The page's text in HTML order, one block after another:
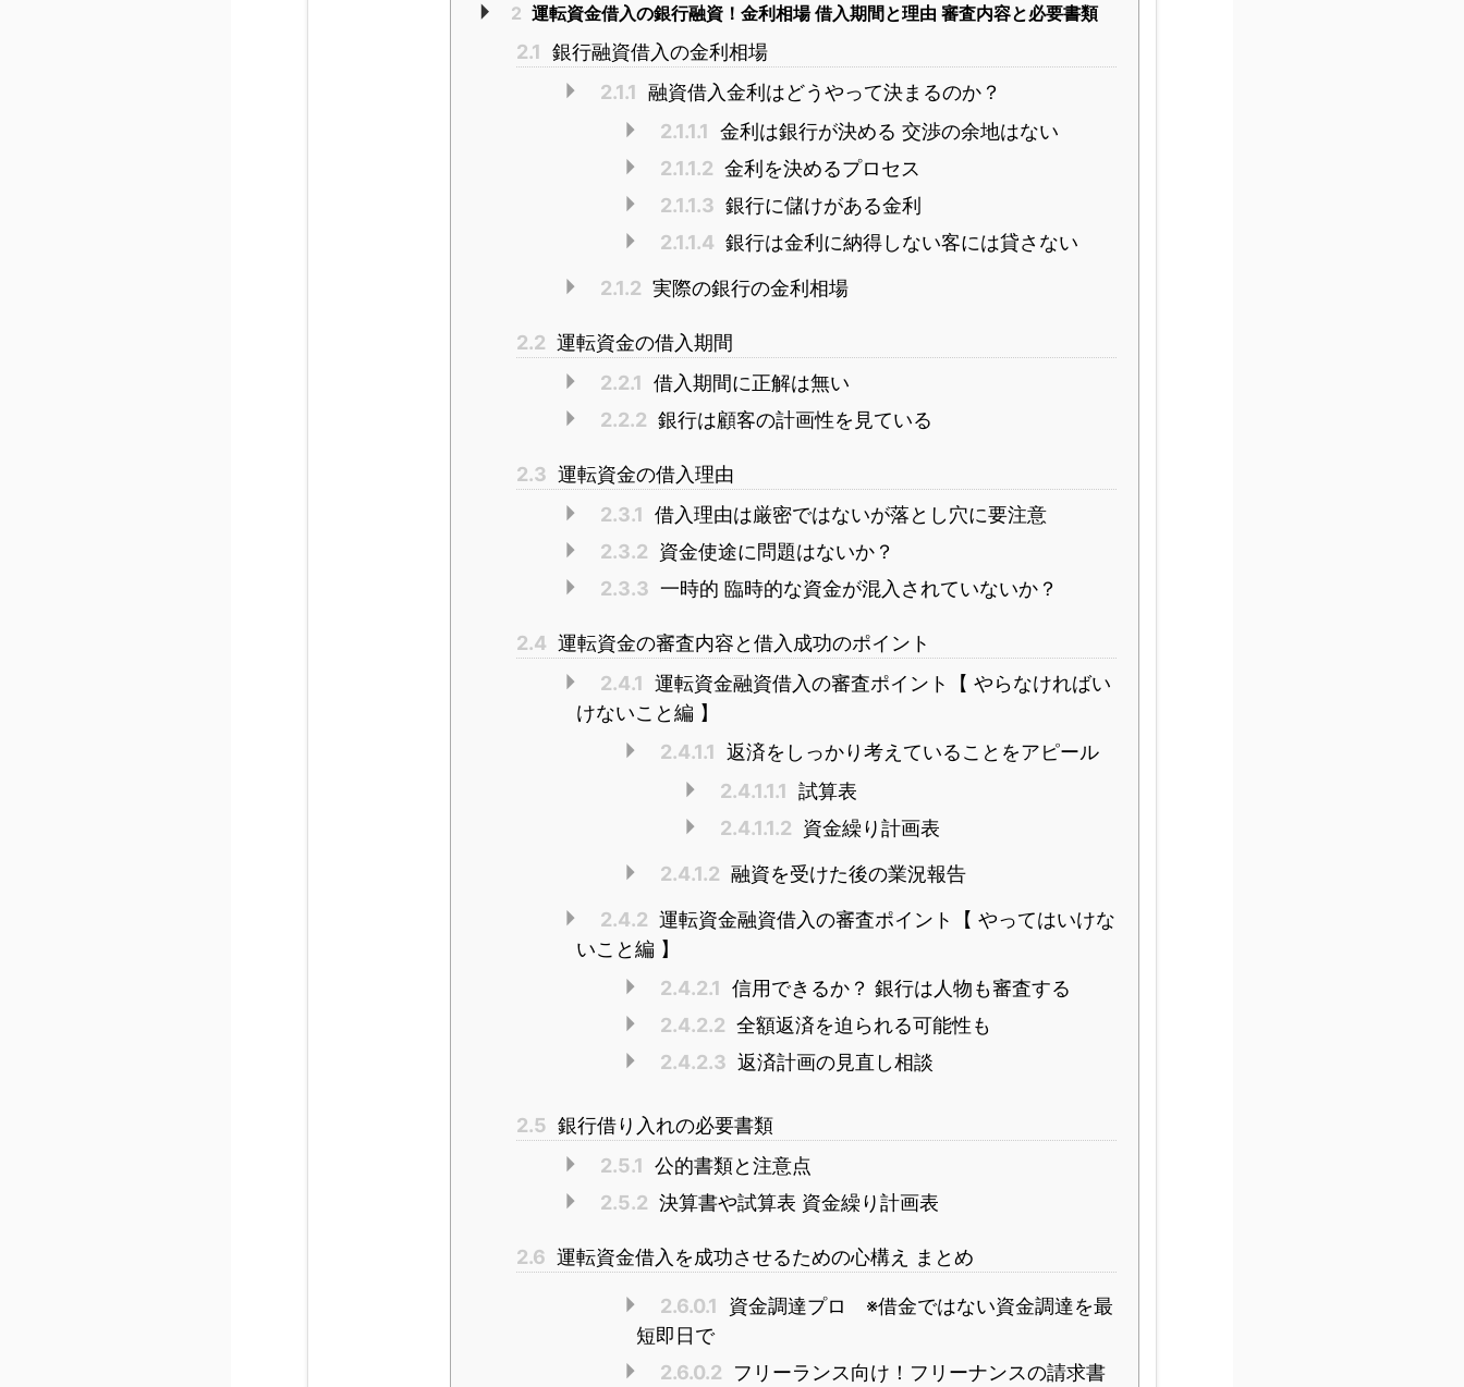
2 運転資金借入の銀行融資！金利相場 借入期間と理由 審査内容と必要書類
2.1 銀行融資借入の金利相場
2.1.1 融資借入金利はどうやって決まるのか？
2.1.1.1 金利は銀行が決める 交渉の余地はない
2.1.1.2 金利を決めるプロセス
2.1.1.3 銀行に儲けがある金利
2.1.1.4 銀行は金利に納得しない客には貸さない
2.1.2 実際の銀行の金利相場
2.2 運転資金の借入期間
2.2.1 借入期間に正解は無い
2.2.2 銀行は顧客の計画性を見ている
2.3 運転資金の借入理由
2.3.1 借入理由は厳密ではないが落とし穴に要注意
2.3.2 資金使途に問題はないか？
2.3.3 一時的 臨時的な資金が混入されていないか？
2.4 運転資金の審査内容と借入成功のポイント
2.4.1 運転資金融資借入の審査ポイント【 やらなければい
けないこと編 】
2.4.1.1 返済をしっかり考えていることをアピール
2.4.1.1.1 試算表
2.4.1.1.2 資金繰り計画表
2.4.1.2 融資を受けた後の業況報告
2.4.2 運転資金融資借入の審査ポイント【 やってはいけな
いこと編 】
2.4.2.1 信用できるか？ 銀行は人物も審査する
2.4.2.2 全額返済を迫られる可能性も
2.4.2.3 返済計画の見直し相談
2.5 銀行借り入れの必要書類
2.5.1 公的書類と注意点
2.5.2 決算書や試算表 資金繰り計画表
2.6 運転資金借入を成功させるための心構え まとめ
2.6.0.1
資金調達プロ ※借金ではない資金調達を最
短即日で
2.6.0.2
フリーランス向け！フリーナンスの請求書